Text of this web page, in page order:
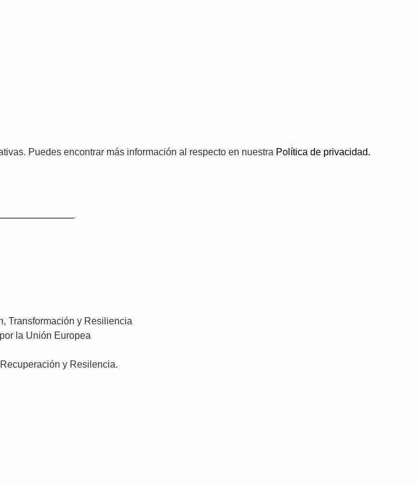
Puedes encontrar más información al respecto en nuestra Política de privacidad.
y Resilencia.